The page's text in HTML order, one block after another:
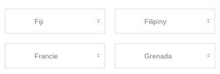
Fiji Filipíny
Francie Grenada